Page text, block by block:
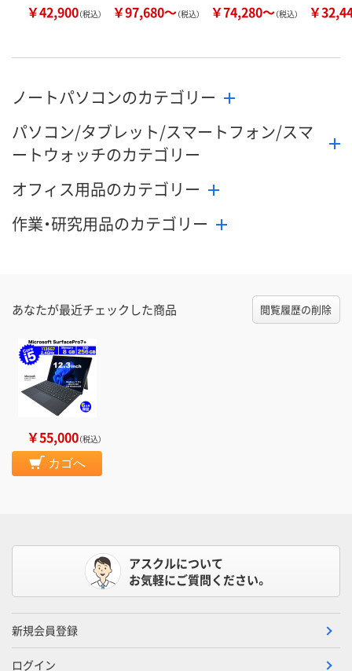
￥42,900（税込） ￥97,680～（税込） ￥74,280～（税込） ￥
ノートパソコンのカテゴリー
パソコン/タブレット/スマートフォン/スマ
ートウォッチのカテゴリー
オフィス用品のカテゴリー
作業・研究用品のカテゴリー
あなたが最近チェックした商品 閲覧履歴の削除
￥55,000（税込）
カゴへ
アスクルについて
お気軽にご質問ください。
新規会員登録
ログイン